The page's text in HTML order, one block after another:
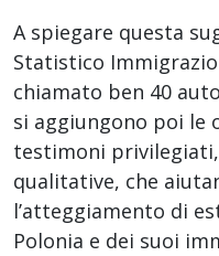
A spiegare questa
Statistico
chiamato ben 40
si aggiungono poi le
testimoni
qualitative, che
l’atteggiamento di
Polonia e dei suoi